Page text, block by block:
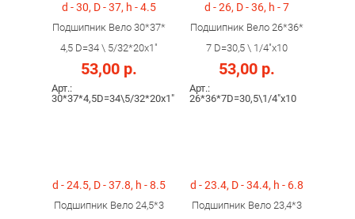
d - 30, D - 37, h - 4.5
Подшипник Вело 30*37*
4,5 D=34 \ 5/32*20x1"
53,00 р.
Арт.:
30*37*4,5D=34\5/32*20x1"
d - 26, D - 36, h - 7
Подшипник Вело 26*36*
7 D=30,5 \ 1/4"x10
53,00 р.
Арт.:
26*36*7D=30,5\1/4"x10
d - 24.5, D - 37.8, h - 8.5
Подшипник Вело 24,5*3
d - 23.4, D - 34.4, h - 6.8
Подшипник Вело 23,4*3